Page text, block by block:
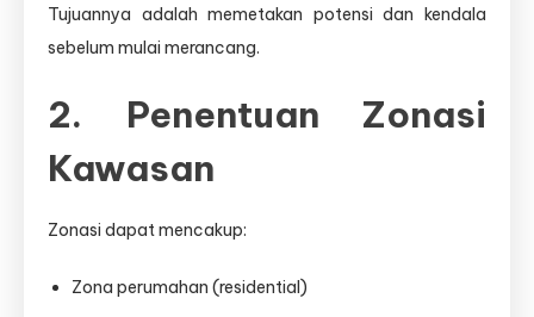
Tujuannya adalah memetakan potensi dan kendala
sebelum mulai merancang.
2. Penentuan Zonasi
Kawasan
Zonasi dapat mencakup:
Zona perumahan (residential)